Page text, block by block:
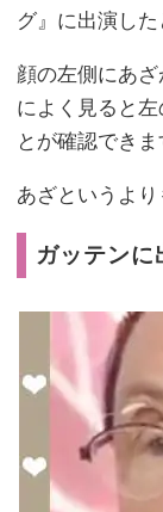
グ』に出演した
顔の左側にあ
によく見ると
とが確認できま
あざというより
ガッテンに